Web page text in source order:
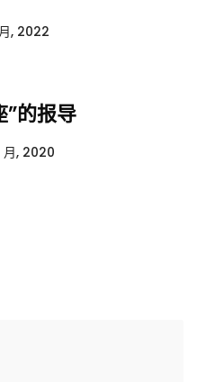
, 2022
”的报导
月, 2020